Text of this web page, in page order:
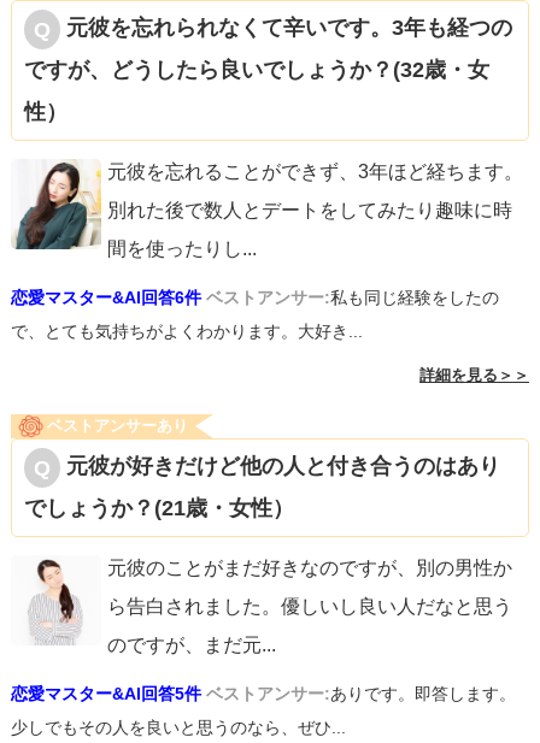
元彼を忘れられなくて辛いです。3年も経つの
ですが、どうしたら良いでしょうか？(32歳・女
性）
元彼を忘れることができず、3年ほど経ちます。
別れた後で数人とデートをしてみたり趣味に時
間を使ったりし...
恋愛マスター&AI回答6件 ベストアンサー:私も同じ経験をしたの
で、とても気持ちがよくわかります。大好き...
詳細を見る＞＞
ベストアンサーあり
元彼が好きだけど他の人と付き合うのはあり
でしょうか？(21歳・女性）
元彼のことがまだ好きなのですが、別の男性か
ら告白されました。優しいし良い人だなと思う
のですが、まだ元...
恋愛マスター&AI回答5件 ベストアンサー:ありです。即答します。
少しでもその人を良いと思うのなら、ぜひ...